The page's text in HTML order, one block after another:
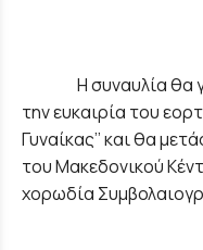
Η συναυλία θα
την ευκαιρία του
Γυναίκας’’ και θα
του Μακεδονικού
χορωδία